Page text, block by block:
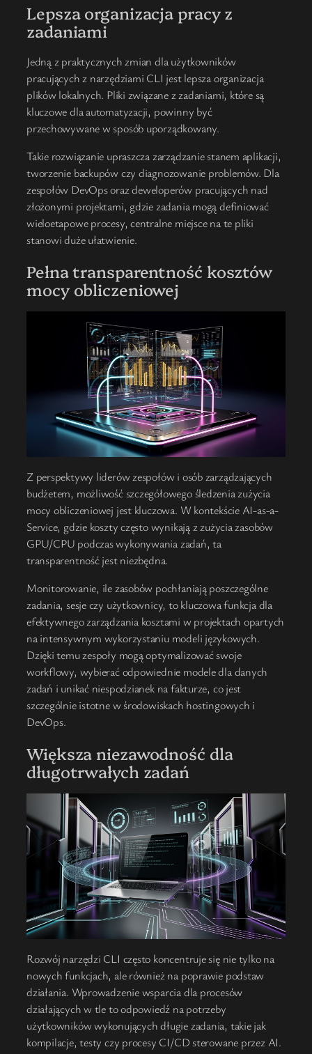
Lepsza organizacja pracy z
zadaniami
Jedną z praktycznych zmian dla użytkowników
pracujących z narzędziami CLI jest lepsza organizacja
plików lokalnych. Pliki związane z zadaniami, które są
kluczowe dla automatyzacji, powinny być
przechowywane w sposób uporządkowany.
Takie rozwiązanie upraszcza zarządzanie stanem aplikacji,
tworzenie backupów czy diagnozowanie problemów. Dla
zespołów DevOps oraz deweloperów pracujących nad
złożonymi projektami, gdzie zadania mogą definiować
wieloetapowe procesy, centralne miejsce na te pliki
stanowi duże ułatwienie.
Pełna transparentność kosztów
mocy obliczeniowej
Z perspektywy liderów zespołów i osób zarządzających
budżetem, możliwość szczegółowego śledzenia zużycia
mocy obliczeniowej jest kluczowa. W kontekście AI-as-a-
Service, gdzie koszty często wynikają z zużycia zasobów
GPU/CPU podczas wykonywania zadań, ta
transparentność jest niezbędna.
Monitorowanie, ile zasobów pochłaniają poszczególne
zadania, sesje czy użytkownicy, to kluczowa funkcja dla
efektywnego zarządzania kosztami w projektach opartych
na intensywnym wykorzystaniu modeli językowych.
Dzięki temu zespoły mogą optymalizować swoje
workflowy, wybierać odpowiednie modele dla danych
zadań i unikać niespodzianek na fakturze, co jest
szczególnie istotne w środowiskach hostingowych i
DevOps.
Większa niezawodność dla
długotrwałych zadań
Rozwój narzędzi CLI często koncentruje się nie tylko na
nowych funkcjach, ale również na poprawie podstaw
działania. Wprowadzenie wsparcia dla procesów
działających w tle to odpowiedź na potrzeby
użytkowników wykonujących długie zadania, takie jak
kompilacje, testy czy procesy CI/CD sterowane przez AI.